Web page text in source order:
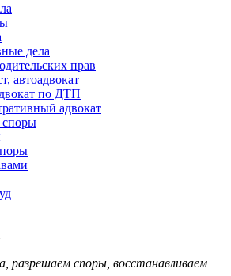
дела
прав
автоадвокат
по ДТП
адвокат
разрешаем споры, восстанавливаем